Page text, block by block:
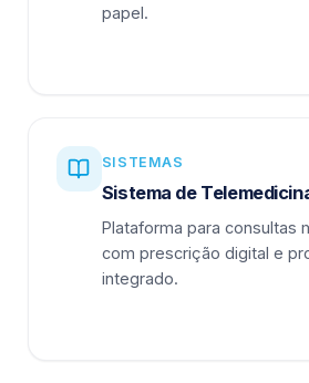
papel.
SISTEMAS
Sistema de
Plataforma para consultas
com prescrição digital e
integrado.